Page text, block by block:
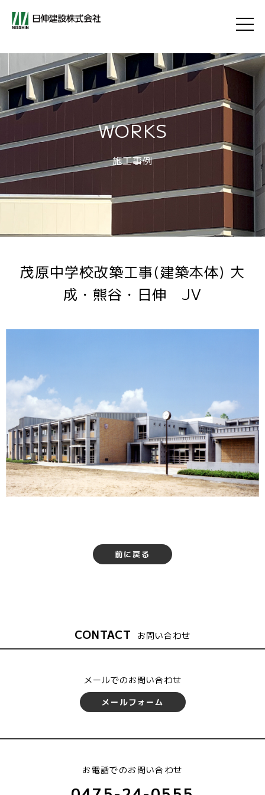
WORKS
施工事例
茂原中学校改築工事(建築本体) 大
成・熊谷・日伸 JV
前に戻る
CONTACT お問い合わせ
お電話でのお問い合わせ
メールでのお問い合わせ
メールフォーム